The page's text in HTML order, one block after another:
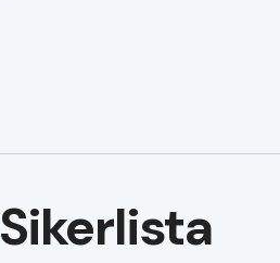
Sikerlista